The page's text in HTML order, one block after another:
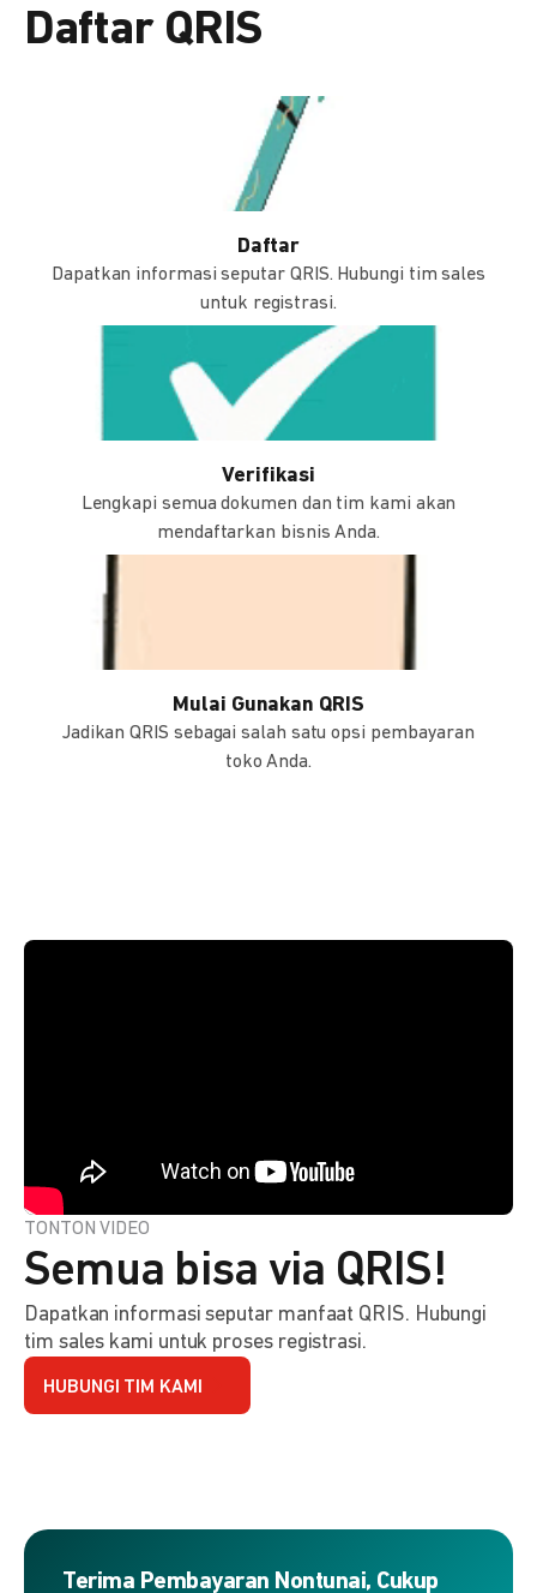
Daftar QRIS
Daftar
Dapatkan informasi seputar QRIS. Hubungi tim sales
untuk registrasi.
Verifikasi
Lengkapi semua dokumen dan tim kami akan
mendaftarkan bisnis Anda.
Mulai Gunakan QRIS
Jadikan QRIS sebagai salah satu opsi pembayaran
toko Anda.
TONTON VIDEO
Semua bisa via QRIS!
Dapatkan informasi seputar manfaat QRIS. Hubungi
tim sales kami untuk proses registrasi.
HUBUNGI TIM KAMI
Terima Pembayaran Nontunai, Cukup